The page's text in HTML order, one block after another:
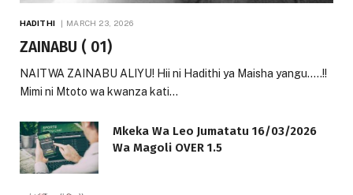
HADITHI MARCH 23, 2026
ZAINABU ( 01)
NAITWA ZAINABU ALIYU! Hii ni Hadithi ya Maisha yangu…..!!
Mimi ni Mtoto wa kwanza kati…
Mkeka Wa Leo Jumatatu 16/03/2026
Wa Magoli OVER 1.5